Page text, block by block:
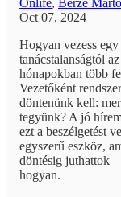
Oct 07, 2024
Hogyan vezess
tanácstalanságtól
hónapokban több
Vezetőként
döntenünk kell:
tegyünk? A jó
ezt a beszélgetést
egyszerű eszköz,
döntésig juthattok
hogyan.